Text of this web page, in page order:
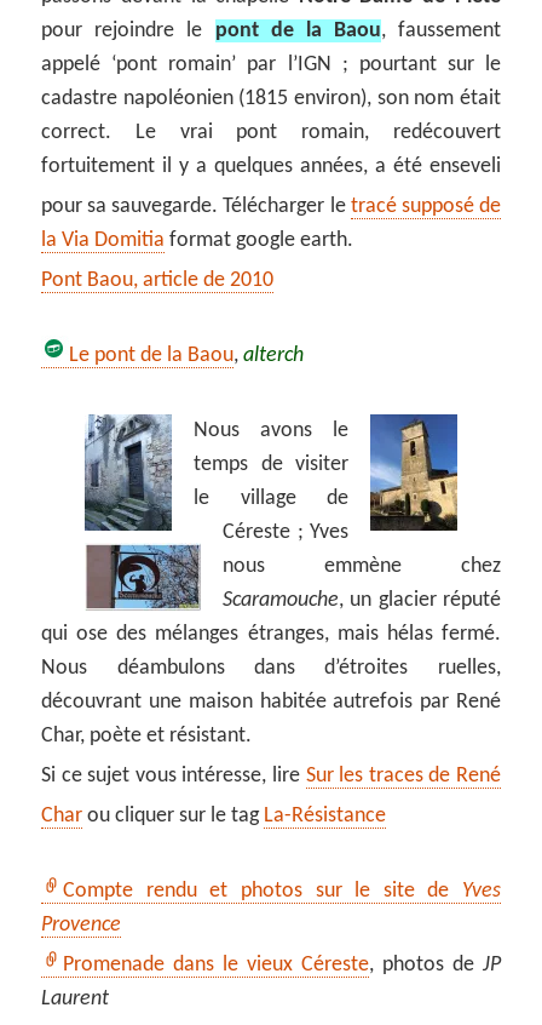
pour rejoindre le pont de la Baou, faussement
appelé ‘pont romain’ par l’IGN ; pourtant sur le
cadastre napoléonien (1815 environ), son nom était
correct. Le vrai pont romain, redécouvert
fortuitement il y a quelques années, a été enseveli
pour sa sauvegarde. Télécharger le tracé supposé de
la Via Domitia format google earth.
Pont Baou, article de 2010
Le pont de la Baou,alterch
Nous avons le
temps de visiter
le village de
Céreste ; Yves
nous emmène chez
Scaramouche, un glacier réputé
qui ose des mélanges étranges, mais hélas fermé.
Nous déambulons dans d’étroites ruelles,
découvrant une maison habitée autrefois par René
Char, poète et résistant.
Si ce sujet vous intéresse, lire Sur les traces de René
Char ou cliquer sur le tag La-Résistance
Compte rendu et photos sur le site de Yves
Provence
Promenade dans le vieux Céreste, photos de JP
Laurent